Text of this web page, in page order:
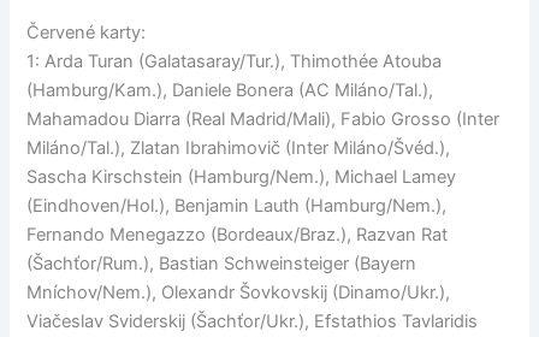
Červené karty:
1: Arda Turan (Galatasaray/Tur.), Thimothée Atouba
(Hamburg/Kam.), Daniele Bonera (AC Miláno/Tal.),
Mahamadou Diarra (Real Madrid/Mali), Fabio Grosso (Inter
Miláno/Tal.), Zlatan Ibrahimovič (Inter Miláno/Švéd.),
Sascha Kirschstein (Hamburg/Nem.), Michael Lamey
(Eindhoven/Hol.), Benjamin Lauth (Hamburg/Nem.),
Fernando Menegazzo (Bordeaux/Braz.), Razvan Rat
(Šachťor/Rum.), Bastian Schweinsteiger (Bayern
Mníchov/Nem.), Olexandr Šovkovskij (Dinamo/Ukr.),
Viačeslav Sviderskij (Šachťor/Ukr.), Efstathios Tavlaridis